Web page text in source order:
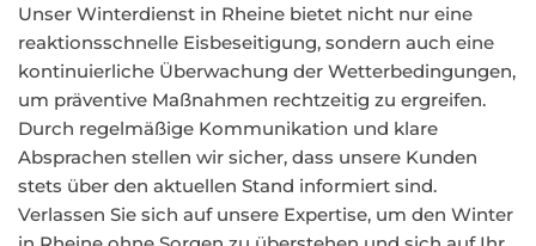
Unser Winterdienst in Rheine bietet nicht nur eine
reaktionsschnelle Eisbeseitigung, sondern auch eine
kontinuierliche Überwachung der Wetterbedingungen,
um präventive Maßnahmen rechtzeitig zu ergreifen.
Durch regelmäßige Kommunikation und klare
Absprachen stellen wir sicher, dass unsere Kunden
stets über den aktuellen Stand informiert sind.
Verlassen Sie sich auf unsere Expertise, um den Winter